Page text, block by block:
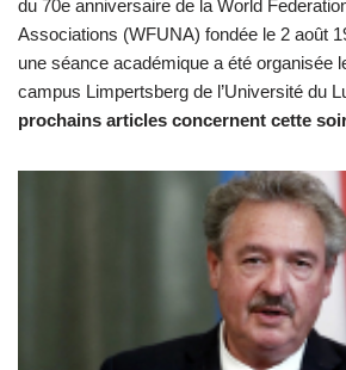
du 70e anniversaire de la World
Associations (WFUNA) fondée le 2 août
une séance académique a été organisée
campus Limpertsberg de l’Université du
prochains articles concernent cette